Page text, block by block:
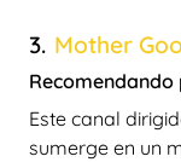
3. Mother
Recomendando
Este canal
sumerge en un